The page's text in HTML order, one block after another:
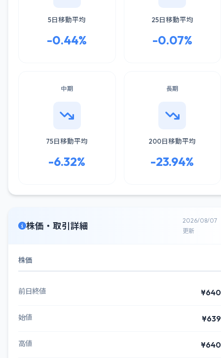
5日移動平均
-0.44%
25日移動平均
-0.07%
中期
75日移動平均
-6.32%
長期
200日移動平均
-23.94%
株価・取引詳細
2026/08/07
更新
株価
前日終値 ¥640
始値 ¥639
高値 ¥640